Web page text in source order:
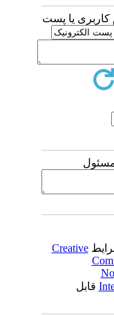
یا پست
Creative
قابل